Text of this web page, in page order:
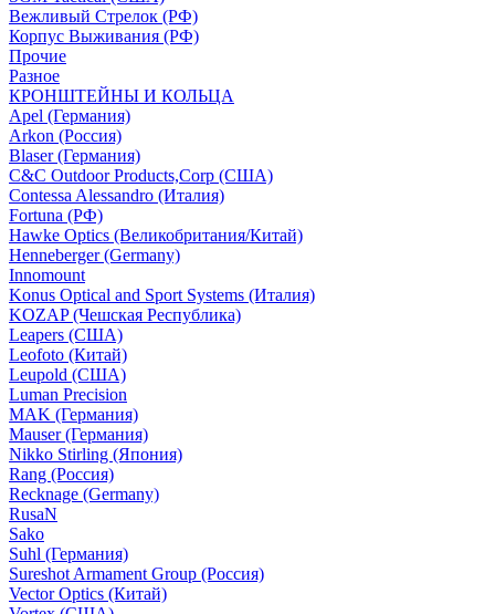
Вежливый Стрелок (РФ)
Корпус Выживания (РФ)
Прочие
Разное
КРОНШТЕЙНЫ И КОЛЬЦА
Apel (Германия)
Arkon (Россия)
Blaser (Германия)
C&C Outdoor Products,Corp (США)
Contessa Alessandro (Италия)
Fortuna (РФ)
Hawke Optics (Великобритания/Китай)
Henneberger (Germany)
Innomount
Konus Optical and Sport Systems (Италия)
KOZAP (Чешская Республика)
Leapers (США)
Leofoto (Китай)
Leupold (США)
Luman Precision
MAK (Германия)
Mauser (Германия)
Nikko Stirling (Япония)
Rang (Россия)
Recknage (Germany)
RusaN
Sako
Suhl (Германия)
Sureshot Armament Group (Россия)
Vector Optics (Китай)